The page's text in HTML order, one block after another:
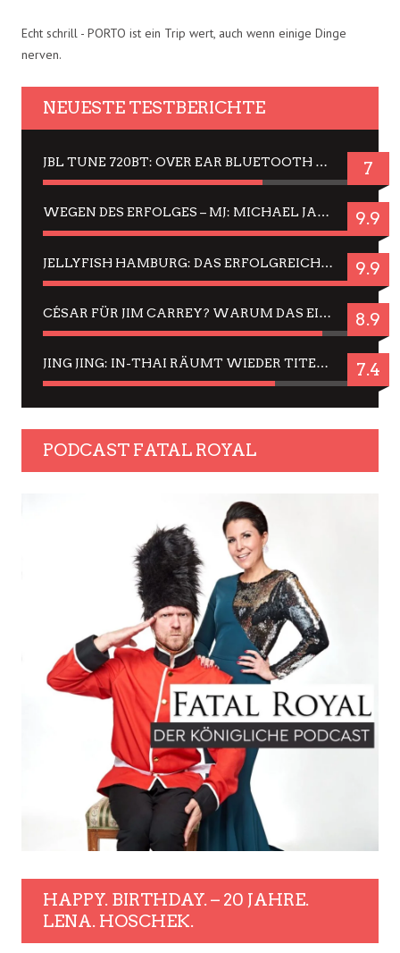
Echt schrill - PORTO ist ein Trip wert, auch wenn einige Dinge
nerven.
NEUESTE TESTBERICHTE
JBL TUNE 720BT: OVER EAR BLUETOOTH KOPFHÖRER UM DIE 50,-€ IM DAUER-TEST 7
WEGEN DES ERFOLGES – MJ: MICHAEL JACKSON MUSICAL IN EINER MATINEE SEHEN 9.9
JELLYFISH HAMBURG: DAS ERFOLGREICHE SOMMER-MENÜ 2025 IN GEFÜHLEN UND BILDERN 9.9
CÉSAR FÜR JIM CARREY? WARUM DAS EINER DER NERVIGSTEN ACTORS IST UND BLEIBT 8.9
JING JING: IN-THAI RÄUMT WIEDER TITEL AB – EIN ZWEI-STUNDEN-ERLEBNISBERICHT 7.4
PODCAST FATAL ROYAL
HAPPY. BIRTHDAY. – 20 JAHRE.
LENA. HOSCHEK.